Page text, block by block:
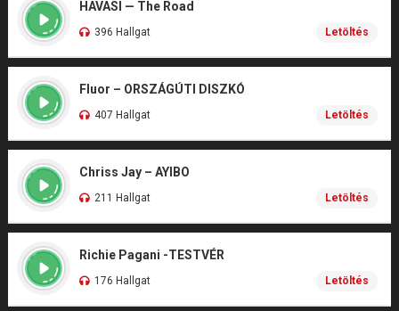
HAVASI — The Road
396 Hallgat Letöltés
Fluor – ORSZÁGÚTI DISZKÓ
407 Hallgat Letöltés
Chriss Jay – AYIBO
211 Hallgat Letöltés
Richie Pagani -TESTVÉR
176 Hallgat Letöltés